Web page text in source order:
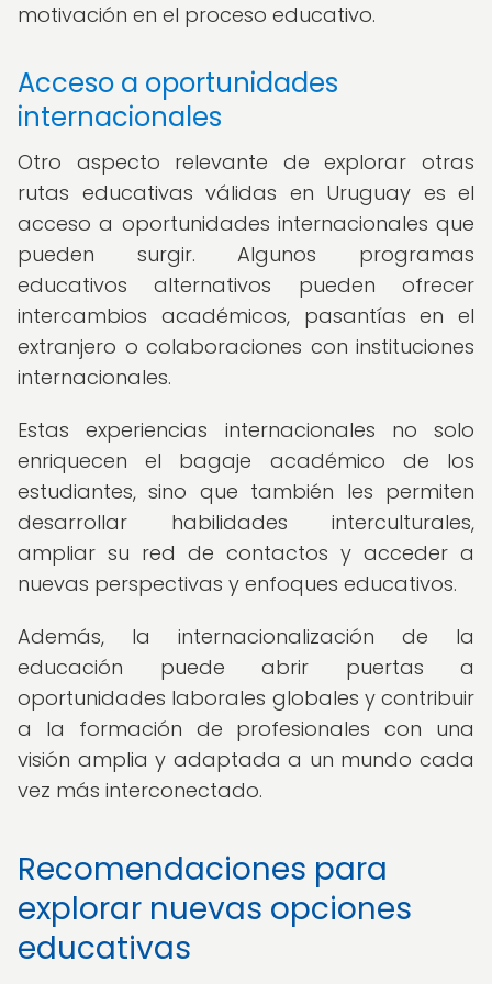
motivación en el proceso educativo.
Acceso a oportunidades
internacionales
Otro aspecto relevante de explorar otras
rutas educativas válidas en Uruguay es el
acceso a oportunidades internacionales que
pueden surgir. Algunos programas
educativos alternativos pueden ofrecer
intercambios académicos, pasantías en el
extranjero o colaboraciones con instituciones
internacionales.
Estas experiencias internacionales no solo
enriquecen el bagaje académico de los
estudiantes, sino que también les permiten
desarrollar habilidades interculturales,
ampliar su red de contactos y acceder a
nuevas perspectivas y enfoques educativos.
Además, la internacionalización de la
educación puede abrir puertas a
oportunidades laborales globales y contribuir
a la formación de profesionales con una
visión amplia y adaptada a un mundo cada
vez más interconectado.
Recomendaciones para
explorar nuevas opciones
educativas